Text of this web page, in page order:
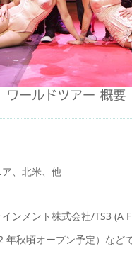
ールドツアー 概要
、北米、他
インメント株式会社/TS3
秋頃オープン予定）など